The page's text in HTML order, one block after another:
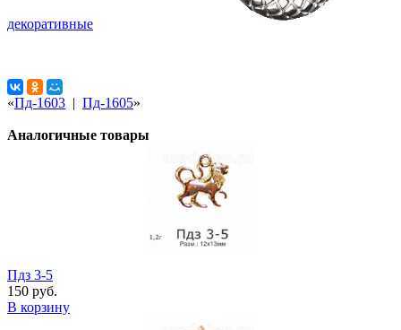
декоративные
«Пд-1603 | Пд-1605»
Аналогичные товары
Пдз 3-5
150 руб.
В корзину